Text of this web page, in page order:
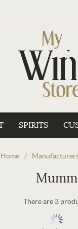
SPIRITS
Home /
Mumm
There are 3